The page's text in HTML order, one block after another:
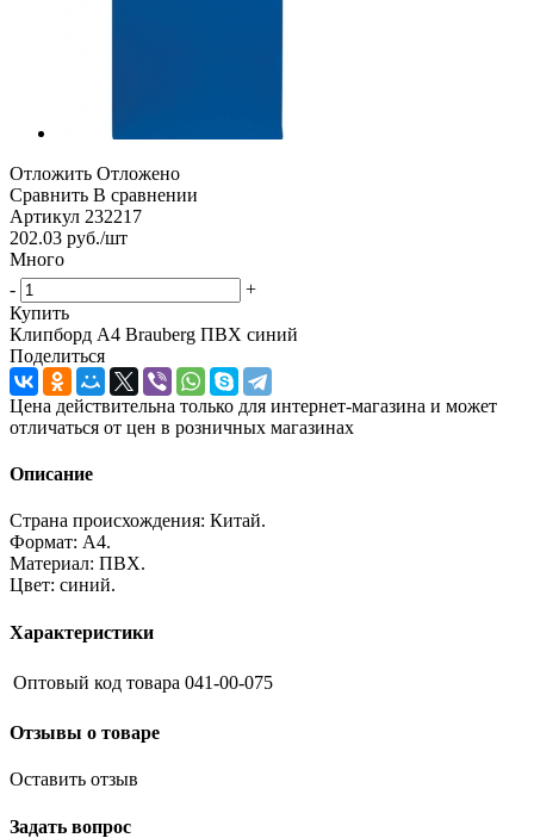
Отложить Отложено
Сравнить В сравнении
Артикул 232217
202.03 руб./шт
Много
-
+
Купить
Клипборд А4 Brauberg ПВХ синий
Поделиться
Цена действительна только для интернет-магазина и может
отличаться от цен в розничных магазинах
Описание
Страна происхождения: Китай.
Формат: А4.
Материал: ПВХ.
Цвет: синий.
Характеристики
Оптовый код товара 041-00-075
Отзывы о товаре
Оставить отзыв
Задать вопрос